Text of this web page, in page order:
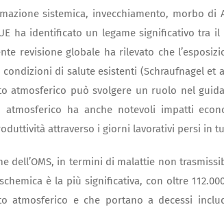
sistemica, invecchiamento, morbo di
ha identificato un legame significativo tra
revisione globale ha rilevato che
di salute esistenti (Schraufnagel et
atmosferico può svolgere un ruolo nel
atmosferico ha anche notevoli impatti
attraverso i giorni lavorativi persi in
dell’OMS, in termini di malattie non
è la più significativa, con oltre
atmosferico e che portano a decessi